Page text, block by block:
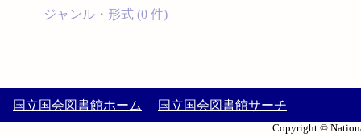
ジャンル・形式 (0 件)
国立国会図書館ホーム 国立国会図書館サーチ
Copyright ©